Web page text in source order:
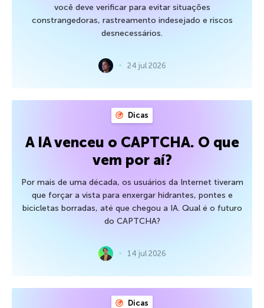
você deve verificar para evitar situações
constrangedoras, rastreamento indesejado e riscos
desnecessários.
24 jul 2026
Dicas
A IA venceu o CAPTCHA. O que
vem por aí?
Por mais de uma década, os usuários da Internet tiveram
que forçar a vista para enxergar hidrantes, pontes e
bicicletas borradas, até que chegou a IA. Qual é o futuro
do CAPTCHA?
14 jul 2026
Dicas